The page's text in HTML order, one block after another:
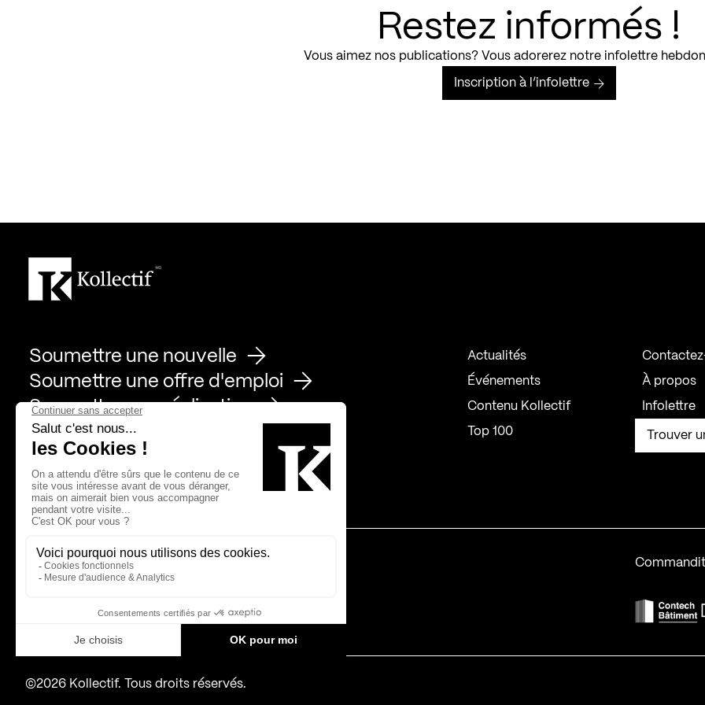
Restez informés !
Vous aimez nos publications? Vous adorerez notre infolettre
Inscription à l’infolettre
Soumettre une nouvelle
Soumettre une offre d'emploi
Soumettre une réalisation
Actualités
Événements
Contenu Kollectif
Top 100
À propos
Infolettre
Trouver
Page Facebook de Kollectif
Page Instagram de Kollectif
Page Linkedin de Kollectif
Partenaires
Bâtiment-Durable-Québec-1
Esquisses-1 MP-1
©2026 Kollectif. Tous droits réservés.